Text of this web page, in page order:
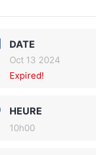
DATE
Oct 13 2024
Expired!
HEURE
10h00